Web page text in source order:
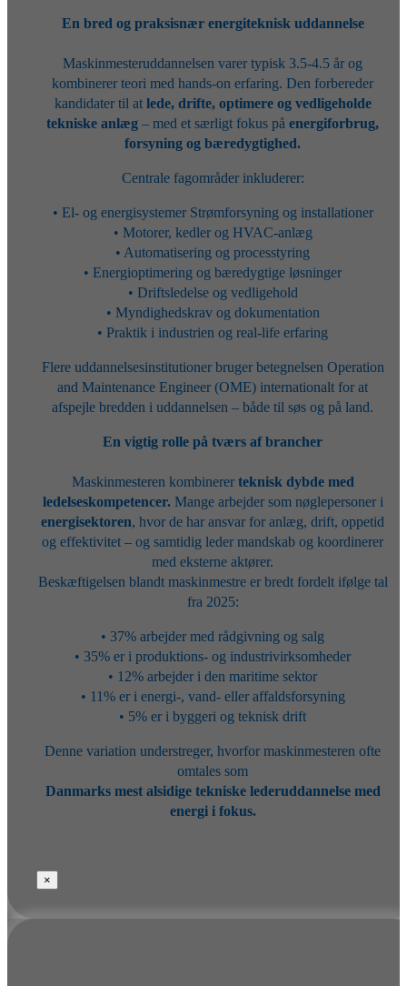
En bred og praksisnær energiteknisk uddannelse
Maskinmesteruddannelsen varer typisk 3.5-4.5 år og
kombinerer teori med hands-on erfaring. Den forbereder
kandidater til atlede, drifte, optimere og vedligeholde
tekniske anlæg – med et særligt fokus påenergiforbrug,
forsyning og bæredygtighed.
Centrale fagområder inkluderer:
• El- og energisystemer Strømforsyning og installationer
• Motorer, kedler og HVAC-anlæg
• Automatisering og processtyring
• Energioptimering og bæredygtige løsninger
• Driftsledelse og vedligehold
• Myndighedskrav og dokumentation
• Praktik i industrien og real-life erfaring
Flere uddannelsesinstitutioner bruger betegnelsen Operation
and Maintenance Engineer (OME) internationalt for at
afspejle bredden i uddannelsen – både til søs og på land.
En vigtig rolle på tværs af brancher
Maskinmesteren kombinerer teknisk dybde med
ledelseskompetencer.Mange arbejder som nøglepersoner i
energisektoren, hvor de har ansvar for anlæg, drift, oppetid
og effektivitet – og samtidig leder mandskab og koordinerer
med eksterne aktører.
Beskæftigelsen blandt maskinmestre er bredt fordelt ifølge tal
fra 2025:
• 37% arbejder med rådgivning og salg
• 35% er i produktions- og industrivirksomheder
• 12% arbejder i den maritime sektor
• 11% er i energi-, vand- eller affaldsforsyning
• 5% er i byggeri og teknisk drift
Denne variation understreger, hvorfor maskinmesteren ofte
omtales som
Danmarks mest alsidige tekniske lederuddannelse med
energi i fokus.
×